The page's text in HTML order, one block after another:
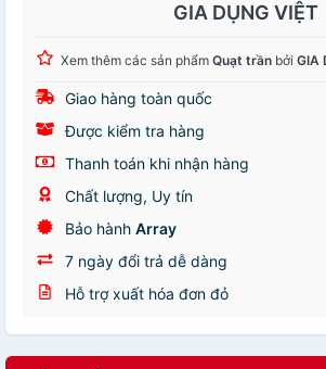
GIA DỤNG VIỆT
Xem thêm các sản phẩm Quạt trần bởi GIA
Giao hàng toàn quốc
Được kiểm tra hàng
Thanh toán khi nhận hàng
Chất lượng, Uy tín
Bảo hành Array
7 ngày đổi trả dễ dàng
Hỗ trợ xuất hóa đơn đỏ